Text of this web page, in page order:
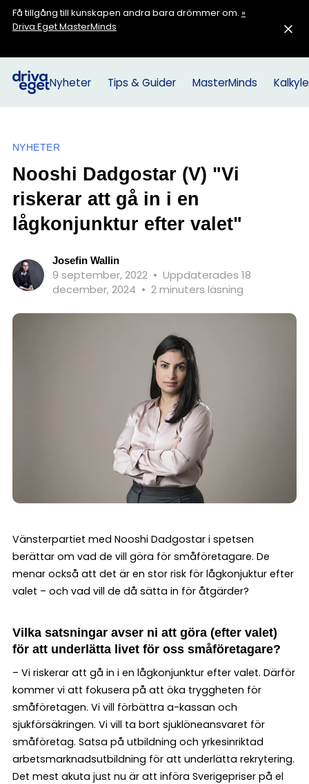
Få tillgång till kunskapen andra bara drömmer om. »
Driva Eget MasterMinds
Nyheter Tips & Guider MasterMinds
NYHETER
Nooshi Dadgostar (V) "Vi
riskerar att gå in i en
lågkonjunktur efter valet"
Josefin Wallin
9 september, 2022 • Uppdaterades 18
december, 2024 • 2 minuters läsning
Vänsterpartiet med Nooshi Dadgostar i spetsen
berättar om vad de vill göra för småföretagare. De
menar också att det är en stor risk för lågkonjuktur efter
valet – och vad vill de då sätta in för åtgärder?
Vilka satsningar avser ni att göra (efter valet)
för att underlätta livet för oss småföretagare?
– Vi riskerar att gå in i en lågkonjunktur efter valet. Därför
kommer vi att fokusera på att öka tryggheten för
småföretagen. Vi vill förbättra a-kassan och
sjukförsäkringen. Vi vill ta bort sjuklöneansvaret för
småföretag. Satsa på utbildning och yrkesinriktad
arbetsmarknadsutbildning för att underlätta rekrytering.
Det mest akuta just nu är att införa Sverigepriser på el